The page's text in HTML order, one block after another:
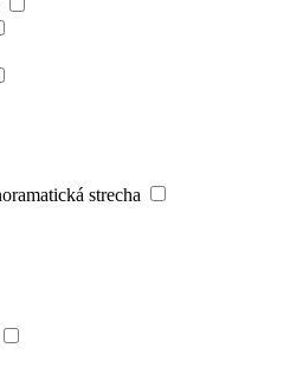
strecha